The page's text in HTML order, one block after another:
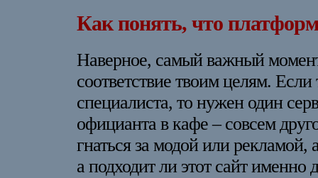
Как понять, что
Наверное, самый важный
соответствие твоим целям.
специалиста, то нужен один
официанта в кафе – совсем
гнаться за модой или рекламой,
а подходит ли этот сайт именно